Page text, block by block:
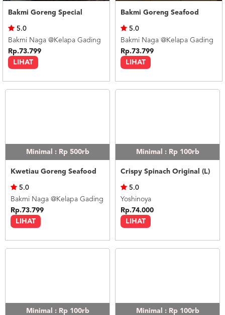
Bakmi Goreng Special
LIHAT
5.0
Bakmi Naga @Kelapa Gading
Rp.73.799
Bakmi Goreng Seafood
LIHAT
5.0
Bakmi Naga @Kelapa Gading
Rp.73.799
Minimal : Rp 500rb
Kwetiau Goreng Seafood
LIHAT
5.0
Bakmi Naga @Kelapa Gading
Rp.73.799
Minimal : Rp 100rb
Crispy Spinach Original (L)
LIHAT
5.0
Yoshinoya
Rp.74.000
Minimal : Rp 100rb Minimal : Rp 100rb